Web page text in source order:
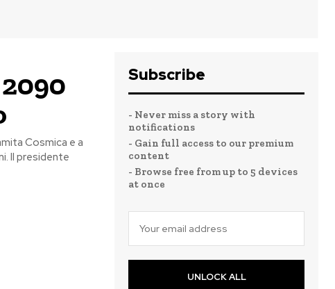
Cosmica e a
Il presidente
Subscribe
- Never miss a story with
notifications
- Gain full access to our premium
content
- Browse free from up to 5 devices
at once
UNLOCK ALL